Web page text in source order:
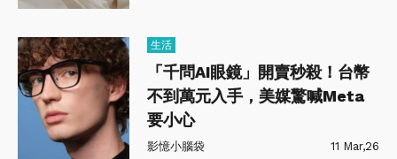
生活
「千問AI眼鏡」開賣秒殺！台幣
不到萬元入手，美媒驚喊Meta
要小心
影憶小腦袋 11 Mar,26